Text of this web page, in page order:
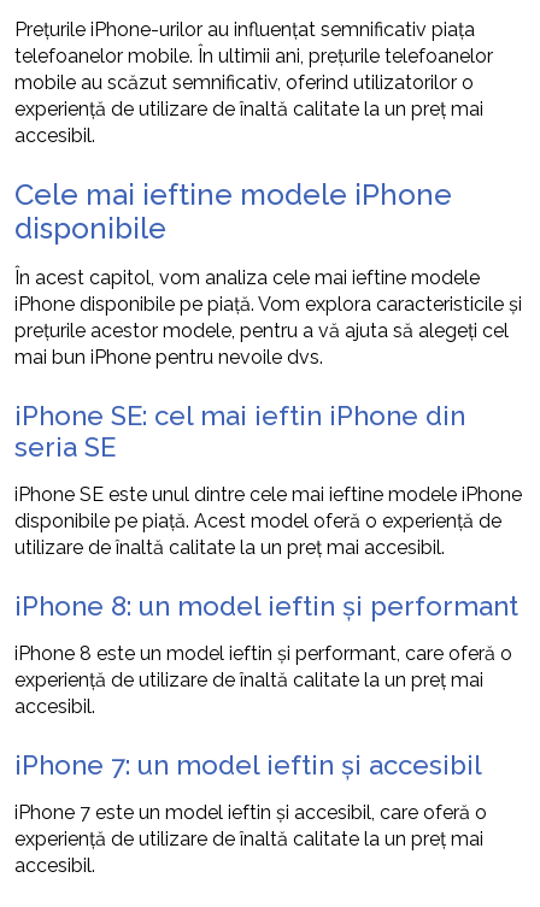
Prețurile iPhone-urilor au influențat semnificativ piața
telefoanelor mobile. În ultimii ani, prețurile telefoanelor
mobile au scăzut semnificativ, oferind utilizatorilor o
experiență de utilizare de înaltă calitate la un preț mai
accesibil.
Cele mai ieftine modele iPhone
disponibile
În acest capitol, vom analiza cele mai ieftine modele
iPhone disponibile pe piață. Vom explora caracteristicile și
prețurile acestor modele, pentru a vă ajuta să alegeți cel
mai bun iPhone pentru nevoile dvs.
iPhone SE: cel mai ieftin iPhone din
seria SE
iPhone SE este unul dintre cele mai ieftine modele iPhone
disponibile pe piață. Acest model oferă o experiență de
utilizare de înaltă calitate la un preț mai accesibil.
iPhone 8: un model ieftin și performant
iPhone 8 este un model ieftin și performant, care oferă o
experiență de utilizare de înaltă calitate la un preț mai
accesibil.
iPhone 7: un model ieftin și accesibil
iPhone 7 este un model ieftin și accesibil, care oferă o
experiență de utilizare de înaltă calitate la un preț mai
accesibil.